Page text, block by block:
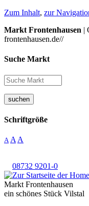
Zum Inhalt, zur
Markt Frontenhausen |
frontenhausen.de//
Suche Markt
suchen
Schriftgröße
A A A
08732 9201-0
Markt Frontenhausen
ein schönes Stück Vilstal